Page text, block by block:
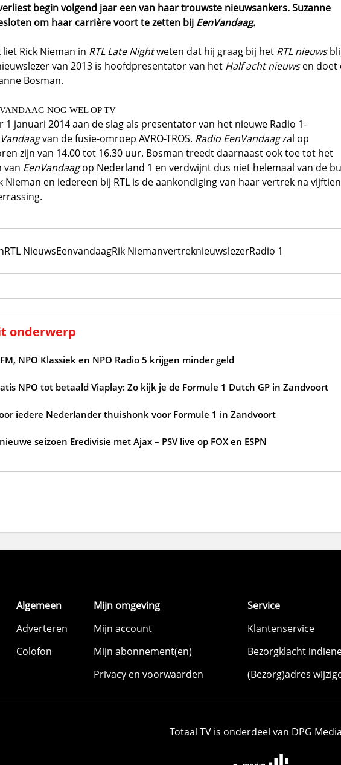
begin volgend jaar een van haar trouwste nieuwsankers. Suzanne
om haar carrière voort te zetten bij EenVandaag.
Rick Nieman in RTL Late Nightweten dat hij graag bij het RTL nieuws
van 2013 is hoofdpresentator van het Half acht nieuwsen doet
Bosman.
NOG WEL OP TV
1 januari 2014 aan de slag als presentator van het nieuwe Radio 1-
van de fusie-omroep AVRO-TROS. Radio EenVandaagzal op
zijn van 14.00 tot 16.30 uur. Bosman treedt daarnaast ook toe tot het
van EenVandaagop Nederland 1 en verdwijnt dus niet helemaal van de
Nieman en iedereen bij RTL is de aankondiging van haar vertrek na vijftien
RTL NieuwsEenvandaagRik NiemanvertreknieuwslezerRadio 1
onderwerp
NPO Klassiek en NPO Radio 5 krijgen minder geld
NPO tot betaald Viaplay: Zo kijk je de Formule 1 Dutch GP in Zandvoort
iedere Nederlander thuishonk voor Formule 1 in Zandvoort
seizoen Eredivisie met Ajax – PSV live op FOX en ESPN
Algemeen
Adverteren
Colofon
Mijn omgeving
Mijn account
Mijn abonnement(en)
Privacy en voorwaarden
Service
Klantenservice
Bezorgklacht
(Bezorg)adres
Totaal TV is onderdeel van DPG Media